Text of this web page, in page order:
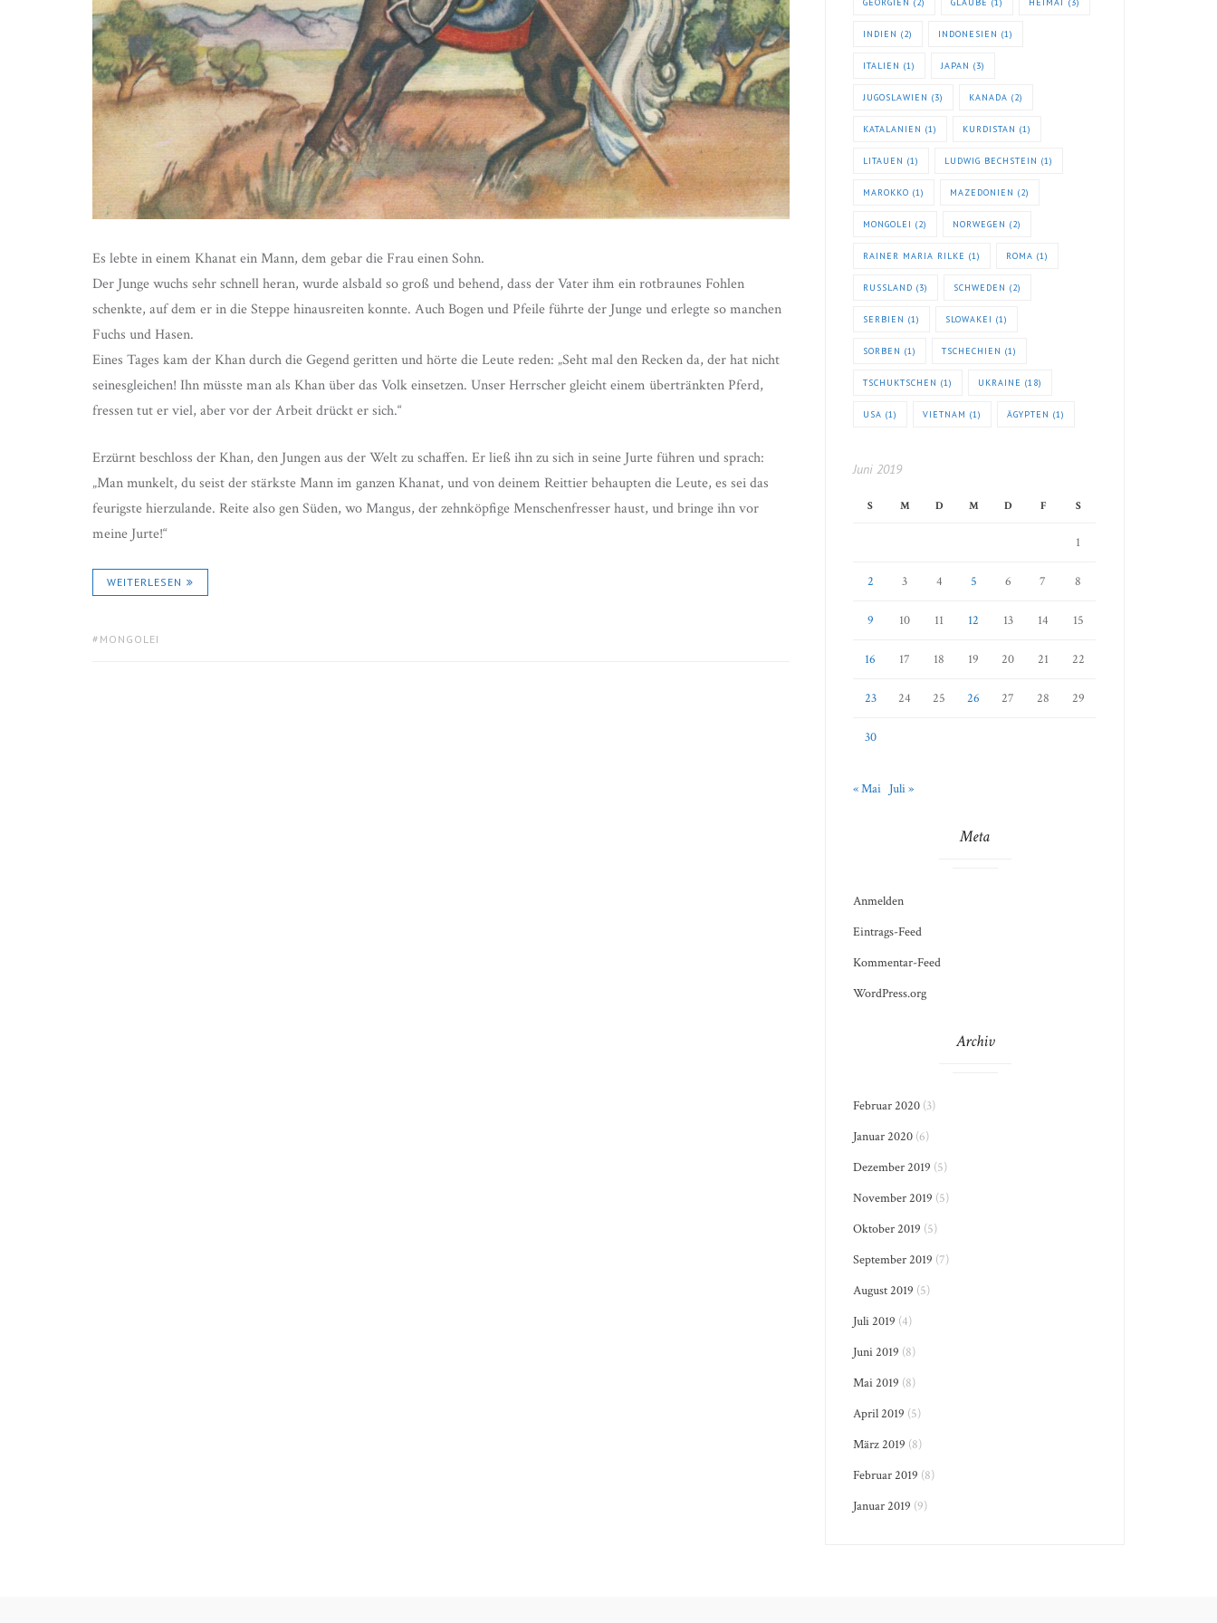
Es lebte in einem Khanat ein Mann, dem gebar die Frau einen Sohn.
Der Junge wuchs sehr schnell heran, wurde alsbald so groß und behend, dass der Vater ihm ein rotbraunes Fohlen
schenkte, auf dem er in die Steppe hinausreiten konnte. Auch Bogen und Pfeile führte der Junge und erlegte so manchen
Fuchs und Hasen.
Eines Tages kam der Khan durch die Gegend geritten und hörte die Leute reden: „Seht mal den Recken da, der hat nicht
seinesgleichen! Ihn müsste man als Khan über das Volk einsetzen. Unser Herrscher gleicht einem übertränkten Pferd,
fressen tut er viel, aber vor der Arbeit drückt er sich.“
Erzürnt beschloss der Khan, den Jungen aus der Welt zu schaffen. Er ließ ihn zu sich in seine Jurte führen und sprach:
„Man munkelt, du seist der stärkste Mann im ganzen Khanat, und von deinem Reittier behaupten die Leute, es sei das
feurigste hierzulande. Reite also gen Süden, wo Mangus, der zehnköpfige Menschenfresser haust, und bringe ihn vor
meine Jurte!“
WEITERLESEN
TAGS:
MONGOLEI
INDIEN (2) INDONESIEN (1)
ITALIEN (1) JAPAN (3)
JUGOSLAWIEN (3) KANADA (2)
KATALANIEN (1) KURDISTAN (1)
LITAUEN (1) LUDWIG BECHSTEIN (1)
MAROKKO (1) MAZEDONIEN (2)
MONGOLEI (2) NORWEGEN (2)
RAINER MARIA RILKE (1) ROMA (1)
RUSSLAND (3) SCHWEDEN (2)
SERBIEN (1) SLOWAKEI (1)
SORBEN (1) TSCHECHIEN (1)
TSCHUKTSCHEN (1) UKRAINE (18)
USA (1) VIETNAM (1) ÄGYPTEN (1)
Juni 2019
S M D M D F S
1
2 3 4 5 6 7 8
9 10 11 12 13 14 15
16 17 18 19 20 21 22
23 24 25 26 27 28 29
30
« Mai Juli »
Meta
Anmelden
Eintrags-Feed
Kommentar-Feed
WordPress.org
Archiv
Februar 2020 (3)
Januar 2020 (6)
Dezember 2019 (5)
November 2019 (5)
Oktober 2019 (5)
September 2019 (7)
August 2019 (5)
Juli 2019 (4)
Juni 2019 (8)
Mai 2019 (8)
April 2019 (5)
März 2019 (8)
Februar 2019 (8)
Januar 2019 (9)